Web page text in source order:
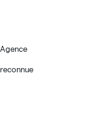
Agence
reconnue